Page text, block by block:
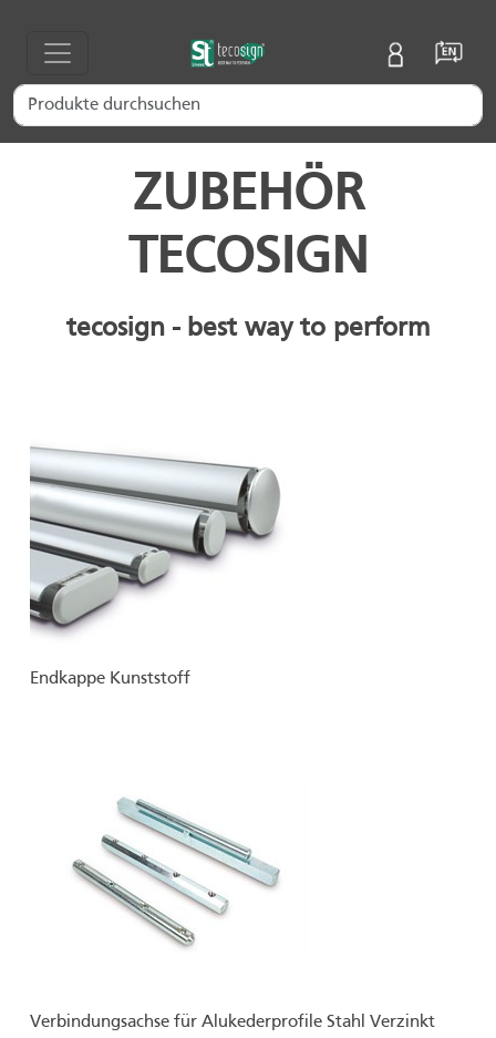
ZUBEHÖR
TECOSIGN
tecosign - best way to perform
Endkappe Kunststoff
Verbindungsachse für Alukederprofile Stahl Verzinkt